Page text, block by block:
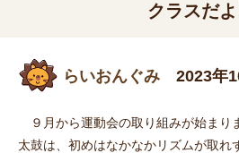
クラスだよ
らいおんぐみ 2023年
９月から運動会の取り組みが始まり
太鼓は、初めはなかなかリズムが取れ